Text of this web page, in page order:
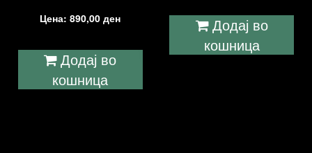
Цена:890,00ден
Додај во
кошница
Додај во
кошница